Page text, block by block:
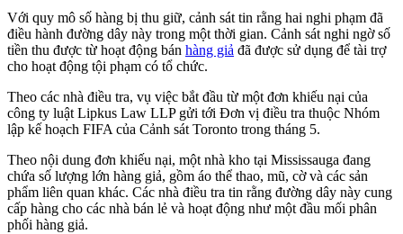
Với quy mô số hàng bị thu giữ, cảnh sát tin rằng hai nghi phạm đã
điều hành đường dây này trong một thời gian. Cảnh sát nghi ngờ số
tiền thu được từ hoạt động bán hàng giả đã được sử dụng để tài trợ
cho hoạt động tội phạm có tổ chức.
Theo các nhà điều tra, vụ việc bắt đầu từ một đơn khiếu nại của
công ty luật Lipkus Law LLP gửi tới Đơn vị điều tra thuộc Nhóm
lập kế hoạch FIFA của Cảnh sát Toronto trong tháng 5.
Theo nội dung đơn khiếu nại, một nhà kho tại Mississauga đang
chứa số lượng lớn hàng giả, gồm áo thể thao, mũ, cờ và các sản
phẩm liên quan khác. Các nhà điều tra tin rằng đường dây này cung
cấp hàng cho các nhà bán lẻ và hoạt động như một đầu mối phân
phối hàng giả.